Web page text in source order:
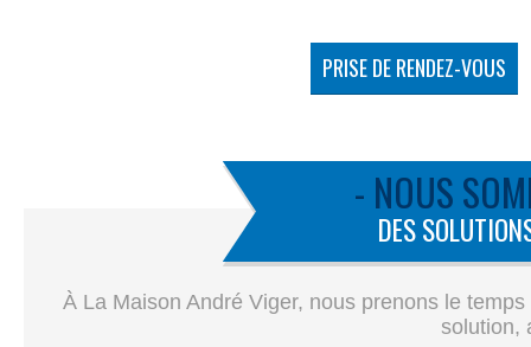
PRISE DE RENDEZ-VOUS
- NOUS
DES
À La Maison André Viger, nous prenons le
solution,